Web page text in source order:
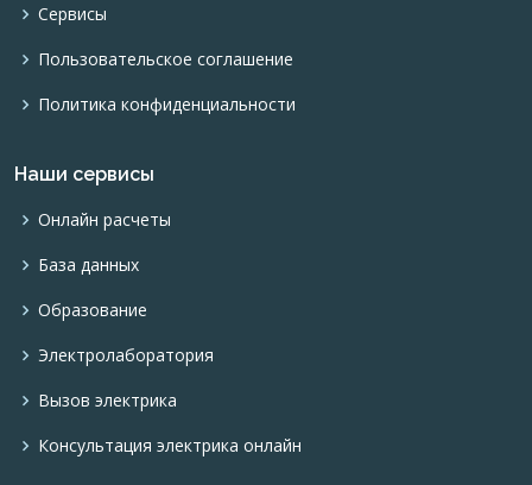
Сервисы
Пользовательское соглашение
Политика конфиденциальности
Наши сервисы
Онлайн расчеты
База данных
Образование
Электролаборатория
Вызов электрика
Консультация электрика онлайн